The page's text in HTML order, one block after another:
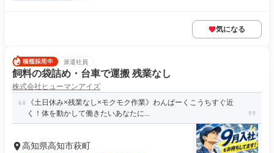
気になる
派遣社員
飼料の袋詰め・台車で運搬 残業なし
株式会社ヒューマンアイズ
《土日休み×残業なし×モクモク作業》わんぱーくこうちすぐ近
く！体を動かして働きたいあなたに...
高知県高知市萩町